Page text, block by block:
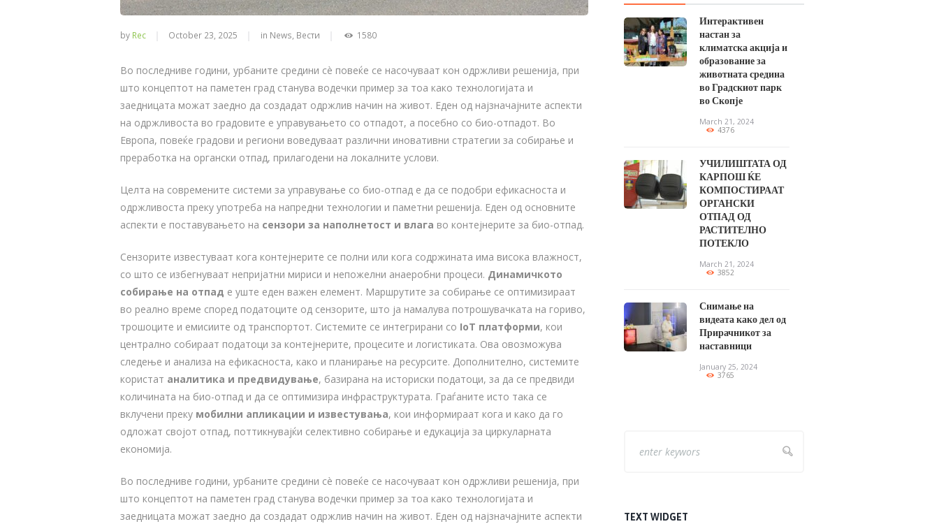
by Rec October 23, 2025 in News Вести 1580
Во последниве години, урбаните средини сè повеќе се насочуваат кон одржливи решенија, при
што концептот на паметен град станува водечки пример за тоа како технологијата и
заедницата можат заедно да создадат одржлив начин на живот. Еден од најзначајните аспекти
на одржливоста во градовите е управувањето со отпадот, а посебно со био-отпадот. Во
Европа, повеќе градови и региони воведуваат различни иновативни стратегии за собирање и
преработка на органски отпад, прилагодени на локалните услови.
Целта на современите системи за управување со био-отпад е да се подобри ефикасноста и
одржливоста преку употреба на напредни технологии и паметни решенија. Еден од основните
аспекти е поставувањето на сензори за наполнетост и влага во контејнерите за био-отпад.
Сензорите известуваат кога контејнерите се полни или кога содржината има висока влажност,
со што се избегнуваат непријатни мириси и непожелни анаеробни процеси. Динамичкото
собирање на отпад е уште еден важен елемент. Маршрутите за собирање се оптимизираат
во реално време според податоците од сензорите, што ја намалува потрошувачката на гориво,
трошоците и емисиите од транспортот. Системите се интегрирани со IoT платформи, кои
централно собираат податоци за контејнерите, процесите и логистиката. Ова овозможува
следење и анализа на ефикасноста, како и планирање на ресурсите. Дополнително, системите
користат аналитика и предвидување, базирана на историски податоци, за да се предвиди
количината на био-отпад и да се оптимизира инфраструктурата. Граѓаните исто така се
вклучени преку мобилни апликации и известувања, кои информираат кога и како да го
одложат својот отпад, поттикнувајќи селективно собирање и едукација за циркуларната
економија.
Во последниве години, урбаните средини сè повеќе се насочуваат кон одржливи решенија, при
што концептот на паметен град станува водечки пример за тоа како технологијата и
заедницата можат заедно да создадат одржлив начин на живот. Еден од најзначајните аспекти
Интерактивен
настан за
климатска акција и
образование за
животната средина
во Градскиот парк
во Скопје
March 21, 2024
4376
УЧИЛИШТАТА ОД
КАРПОШ ЌЕ
КОМПОСТИРААТ
ОРГАНСКИ
ОТПАД ОД
РАСТИТЕЛНО
ПОТЕКЛО
March 21, 2024
3852
Снимање на
видеата како дел од
Прирачникот за
наставници
January 25, 2024
3765
TEXT WIDGET